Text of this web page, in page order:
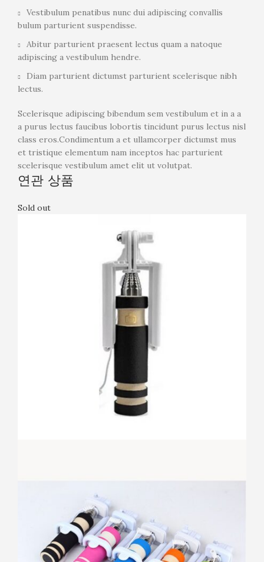
Vestibulum penatibus nunc dui adipiscing convallis
bulum parturient suspendisse.
Abitur parturient praesent lectus quam a natoque
adipiscing a vestibulum hendre.
Diam parturient dictumst parturient scelerisque nibh
lectus.
Scelerisque adipiscing bibendum sem vestibulum et in a a
a purus lectus faucibus lobortis tincidunt purus lectus nisl
class eros.Condimentum a et ullamcorper dictumst mus
et tristique elementum nam inceptos hac parturient
scelerisque vestibulum amet elit ut volutpat.
연관 상품
Sold out